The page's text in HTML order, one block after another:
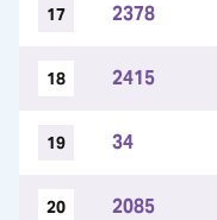
17 2378
18 2415
19 34
20 2085